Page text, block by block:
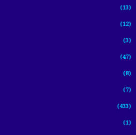
(13)
(12)
(3)
(47)
(8)
(7)
(433)
(1)